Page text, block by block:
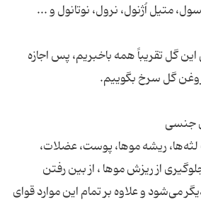
متیل اُژنول، نرول، نوتانول و ...
این گل تقریباً همه باخبریم، پس اجازه
ریشه موها، پوست، عضلات،
از ریزش موها ، از بین رفتن
می‌شود و علاوه بر تمام این موارد قوای